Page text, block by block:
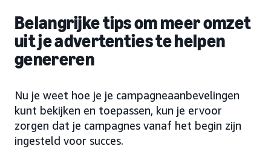
Belangrijke tips om meer omzet
uit je advertenties te helpen
genereren
Nu je weet hoe je je campagneaanbevelingen
kunt bekijken en toepassen, kun je ervoor
zorgen dat je campagnes vanaf het begin zijn
ingesteld voor succes.